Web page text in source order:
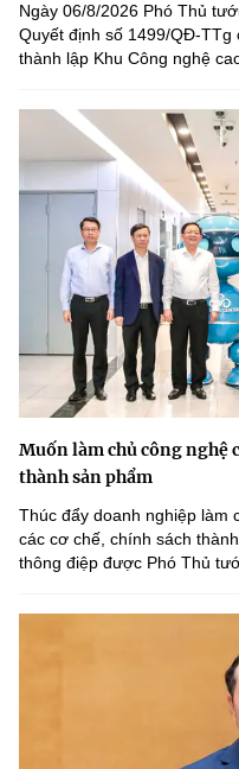
Ngày 06/8/2026 Phó Thủ
Quyết định số 1499/QĐ-
thành lập Khu Công nghệ
Muốn làm chủ công nghệ
thành sản phẩm
Thúc đẩy doanh nghiệp làm
các cơ chế, chính sách
thông điệp được Phó Thủ